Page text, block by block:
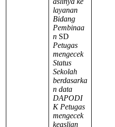
layanan
Bidang
Pembinaa
n SD
Petugas
mengecek
Status
Sekolah
berdasarka
n data
DAPODI
K Petugas
mengecek
keaslian